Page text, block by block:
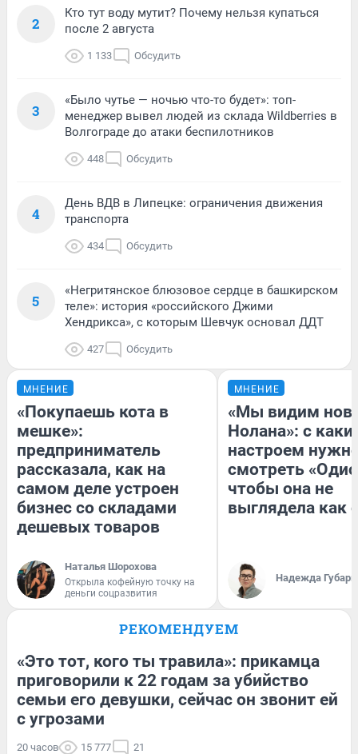
2
Кто тут воду мутит? Почему нельзя купаться
после 2 августа
1 133 Обсудить
3
«Было чутье — ночью что-то будет»: топ-
менеджер вывел людей из склада Wildberries в
Волгограде до атаки беспилотников
448 Обсудить
4
День ВДВ в Липецке: ограничения движения
транспорта
434 Обсудить
5
«Негритянское блюзовое сердце в башкирском
теле»: история «российского Джими
Хендрикса», с которым Шевчук основал ДДТ
427 Обсудить
МНЕНИЕ
«Покупаешь кота в
мешке»:
предприниматель
рассказала, как на
самом деле устроен
бизнес со складами
дешевых товаров
Наталья Шорохова
Открыла кофейную точку на
деньги соцразвития
МНЕНИЕ
«Мы видим
Нолана»: с
настроем
смотреть
чтобы она не
выглядела как
Надежда Губарь
РЕКОМЕНДУЕМ
«Это тот, кого ты травила»: прикамца
приговорили к 22 годам за убийство
семьи его девушки, сейчас он звонит ей
с угрозами
20 часов 15 777 21